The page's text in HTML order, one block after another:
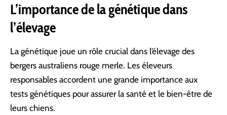
L’importance de la génétique dans
l’élevage
La génétique joue un rôle crucial dans l’élevage des
bergers australiens rouge merle. Les éleveurs
responsables accordent une grande importance aux
tests génétiques pour assurer la santé et le bien-être de
leurs chiens.